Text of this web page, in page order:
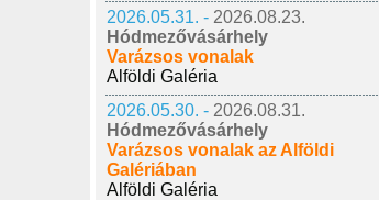
2026.05.31. - 2026.08.23.
Hódmezővásárhely
Varázsos vonalak
Alföldi Galéria
2026.05.30. - 2026.08.31.
Hódmezővásárhely
Varázsos vonalak az Alföldi
Galériában
Alföldi Galéria